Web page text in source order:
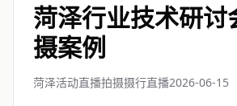
菏泽行业技术研讨
摄案例
菏泽活动直播拍摄摄行直播2026-06-15